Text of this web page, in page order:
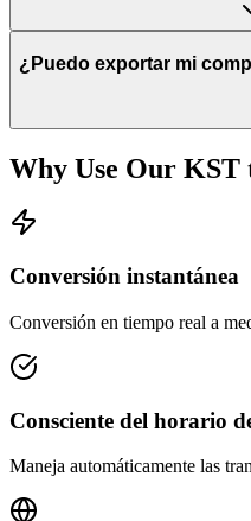
¿Puedo exportar mi
Why Use Our KST
Conversión instantánea
Conversión en tiempo real a
Consciente del horario
Maneja automáticamente las